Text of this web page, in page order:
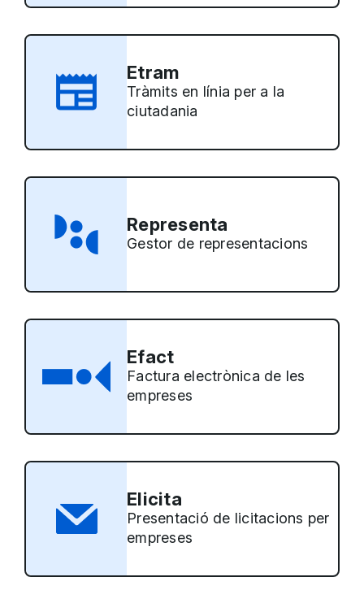
Etram
Tràmits en línia per a la
ciutadania
Representa
Gestor de representacions
Efact
Factura electrònica de les
empreses
Elicita
Presentació de licitacions per
empreses